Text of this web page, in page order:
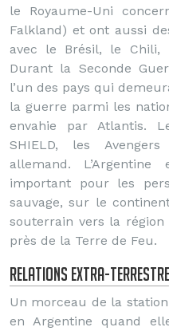
le Royaume-Uni
Falkland) et ont aussi
avec le Brésil, le Chili,
Durant la Seconde
l’un des pays qui
la guerre parmi les
envahie par Atlantis.
SHIELD, les
allemand.
important pour les
sauvage, sur le
souterrain vers la
près de la Terre de Feu.
Relations extra-
Un morceau de la station
en Argentine quand